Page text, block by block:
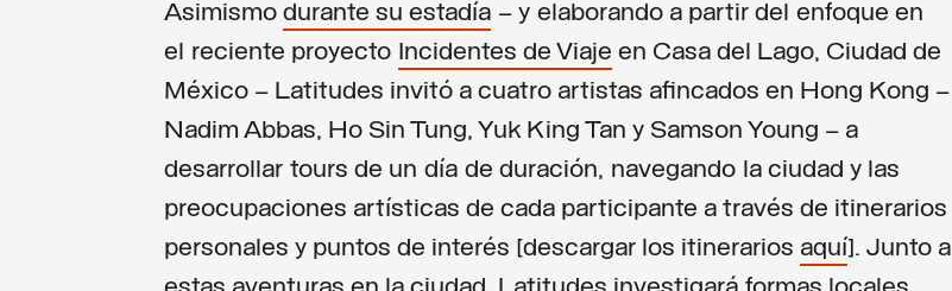
Asimismo durante su estadía – y elaborando a partir del enfoque en
el reciente proyecto Incidentes de Viaje en Casa del Lago, Ciudad de
México – Latitudes invitó a cuatro artistas afincados en Hong Kong –
Nadim Abbas, Ho Sin Tung, Yuk King Tan y Samson Young – a
desarrollar tours de un día de duración, navegando la ciudad y las
preocupaciones artísticas de cada participante a través de itinerarios
personales y puntos de interés [descargar los itinerarios aquí]. Junto a